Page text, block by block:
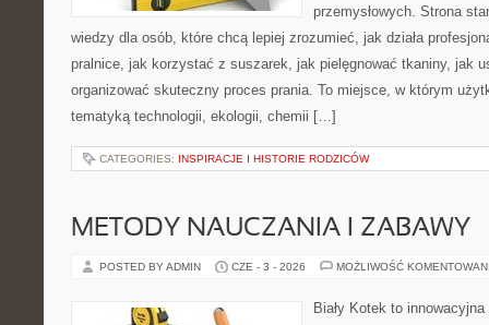
przemysłowych. Strona
wiedzy dla osób, które chcą lepiej zrozumieć, jak działa
pralnice, jak korzystać z suszarek, jak pielęgnować tkaniny, jak
organizować skuteczny proces prania. To miejsce, w którym
tematyką technologii, ekologii, chemii […]
CATEGORIES: INSPIRACJE I HISTORIE RODZICÓW
METODY NAUCZANIA I ZABAWY
POSTED BY ADMIN CZE - 3 - 2026 MOŻLIWOŚĆ
Biały Kotek to